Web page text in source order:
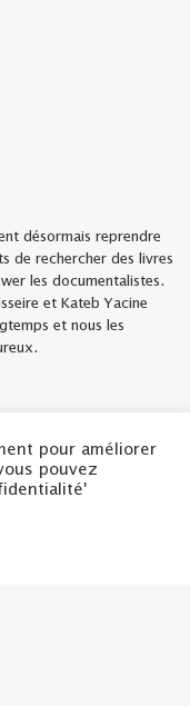
désormais reprendre
de rechercher des livres
les documentalistes.
et Kateb Yacine
et nous les
pour améliorer
pouvez